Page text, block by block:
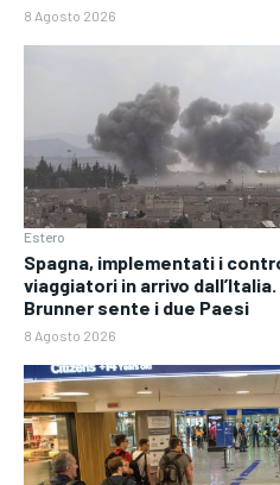
8 Agosto 2026
Estero
Spagna, implementati i
viaggiatori in arrivo
Brunner sente i due Paesi
8 Agosto 2026